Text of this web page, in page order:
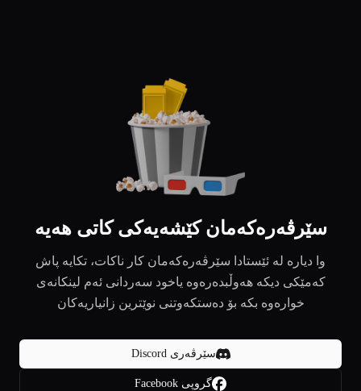
سێرڤەرەکەمان کێشەیەکی کاتی هەیە
وا دیارە لە ئێستادا سێرڤەرەکەمان کار ناکات، تکایە پاش
کەمێکی دیکە هەوڵبدەرەوە یاخود سەردانی ئەم لینکانەی
خوارەوە بکە بۆ دەستکەوتنی نوێترین زانیاریەکان
سێرڤەری Discord
گروپی Facebook